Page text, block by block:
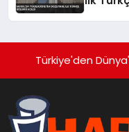
Türkiye'den